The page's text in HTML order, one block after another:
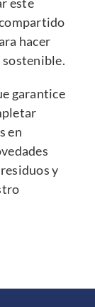
hacer
sostenible.
garantice
en
y